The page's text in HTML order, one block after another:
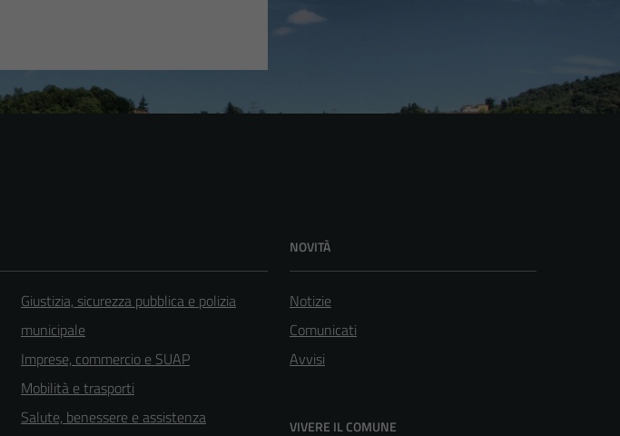
Giustizia, sicurezza pubblica e polizia
municipale
Imprese, commercio e SUAP
Mobilità e trasporti
Salute, benessere e assistenza
NOVITÀ
Notizie
Comunicati
Avvisi
VIVERE IL COMUNE